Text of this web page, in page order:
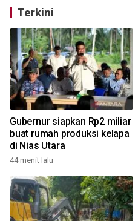
Terkini
Gubernur siapkan Rp2 miliar
buat rumah produksi kelapa
di Nias Utara
44 menit lalu